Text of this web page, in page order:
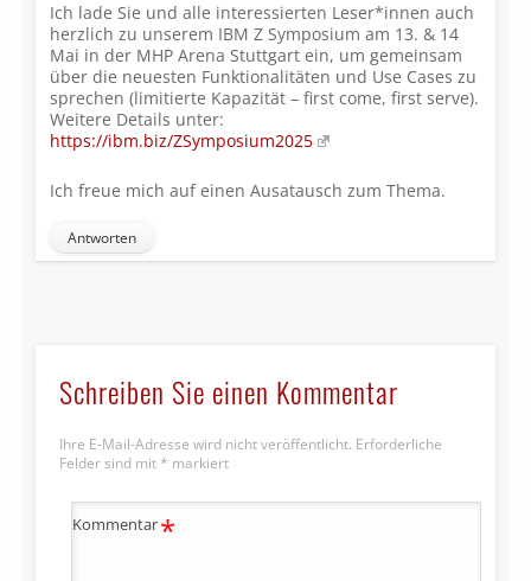
Ich lade Sie und alle interessierten Leser*innen auch
herzlich zu unserem IBM Z Symposium am 13. & 14
Mai in der MHP Arena Stuttgart ein, um gemeinsam
über die neuesten Funktionalitäten und Use Cases zu
sprechen (limitierte Kapazität – first come, first serve).
Weitere Details unter:
https://ibm.biz/ZSymposium2025
Ich freue mich auf einen Ausatausch zum Thema.
Antworten
Schreiben Sie einen Kommentar
Ihre E-Mail-Adresse wird nicht veröffentlicht. Erforderliche
Felder sind mit * markiert
Kommentar*